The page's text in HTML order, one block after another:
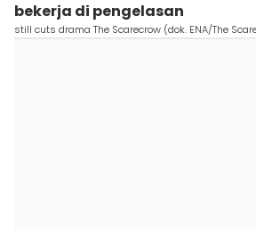
bekerja di pengelasan
still cuts drama The Scarecrow (dok. ENA/The